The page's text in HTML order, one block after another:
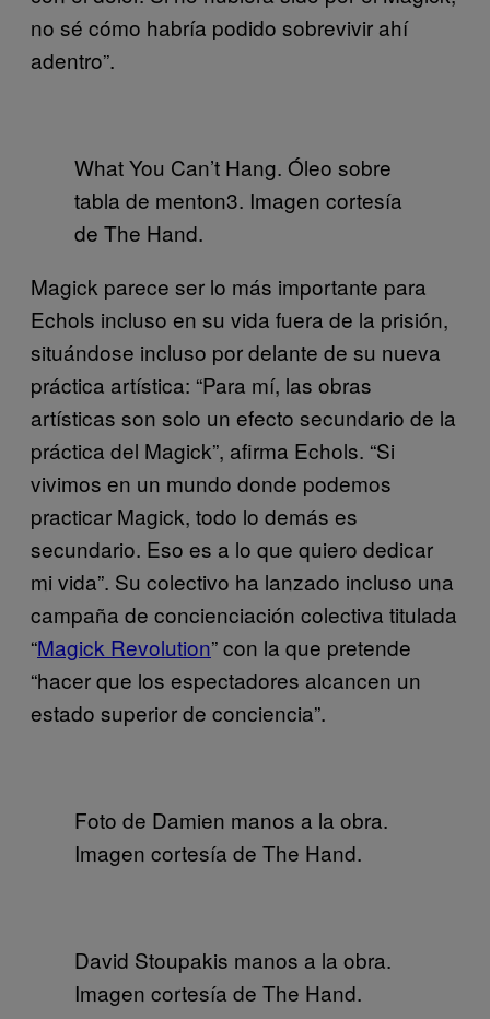
no sé cómo habría podido sobrevivir ahí
adentro”.
What You Can’t Hang. Óleo sobre
tabla de menton3. Imagen cortesía
de The Hand.
Magick parece ser lo más importante para
Echols incluso en su vida fuera de la prisión,
situándose incluso por delante de su nueva
práctica artística: “Para mí, las obras
artísticas son solo un efecto secundario de la
práctica del Magick”, afirma Echols. “Si
vivimos en un mundo donde podemos
practicar Magick, todo lo demás es
secundario. Eso es a lo que quiero dedicar
mi vida”. Su colectivo ha lanzado incluso una
campaña de concienciación colectiva titulada
“Magick Revolution” con la que pretende
“hacer que los espectadores alcancen un
estado superior de conciencia”.
Foto de Damien manos a la obra.
Imagen cortesía de The Hand.
David Stoupakis manos a la obra.
Imagen cortesía de The Hand.